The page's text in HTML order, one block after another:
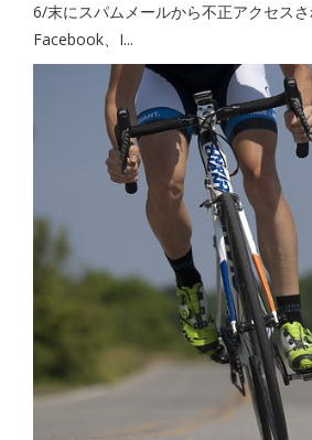
6/末にスパムメールから不正アクセス
Facebook、I...